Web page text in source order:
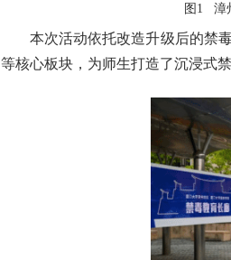
图1 漳
本次活动依托改造升级后的禁
等核心板块，为师生打造了沉浸式禁